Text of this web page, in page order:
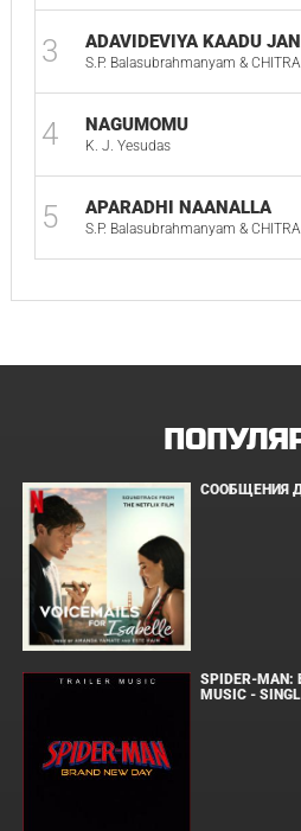
3 ADAVIDEVIYA KAADU
S.P. Balasubrahmanyam & CHITRA
4 NAGUMOMU
K. J. Yesudas
5 APARADHI NAANALLA
S.P. Balasubrahmanyam & CHITRA
СООБЩЕНИЯ
SPIDER-MAN:
MUSIC -